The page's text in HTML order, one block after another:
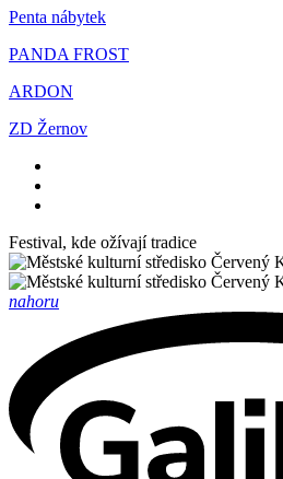
Penta nábytek
PANDA FROST
ARDON
ZD Žernov
Festival, kde ožívají tradice
nahoru